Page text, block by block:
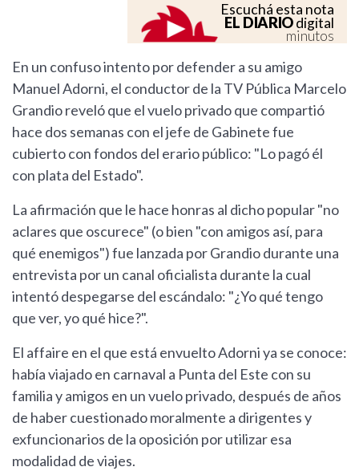
Escuchá esta nota
EL DIARIOdigital
minutos
En un confuso intento por defender a su amigo
Manuel Adorni, el conductor de la TV Pública Marcelo
Grandio reveló que el vuelo privado que compartió
hace dos semanas con el jefe de Gabinete fue
cubierto con fondos del erario público: "Lo pagó él
con plata del Estado".
La afirmación que le hace honras al dicho popular "no
aclares que oscurece" (o bien "con amigos así, para
qué enemigos") fue lanzada por Grandio durante una
entrevista por un canal oficialista durante la cual
intentó despegarse del escándalo: "¿Yo qué tengo
que ver, yo qué hice?".
El affaire en el que está envuelto Adorni ya se conoce:
había viajado en carnaval a Punta del Este con su
familia y amigos en un vuelo privado, después de años
de haber cuestionado moralmente a dirigentes y
exfuncionarios de la oposición por utilizar esa
modalidad de viajes.